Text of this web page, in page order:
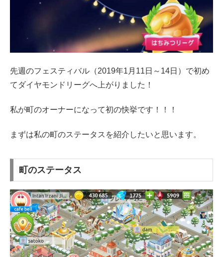
先週のフェスティバル（2019年1月11日～14日）で初め
てダイヤモンドリーグへ上がりました！
私が町のオーナーになって初の快挙です！！！
まずは私の町のステータスを紹介したいと思います。
町のステータス